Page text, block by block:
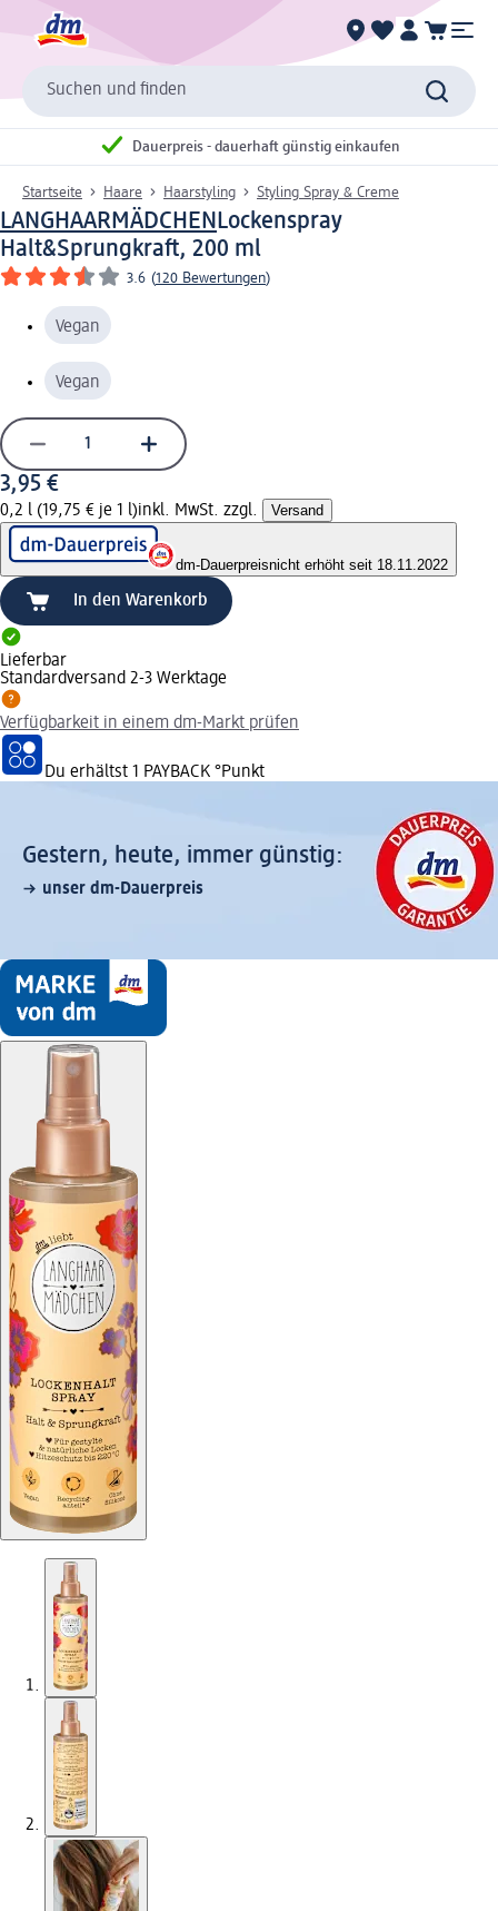
Suchen und finden
Dauerpreis - dauerhaft günstig einkaufen
Startseite Haare Haarstyling Styling Spray & Creme
LANGHAARMÄDCHENLockenspray
Halt&Sprungkraft, 200 ml
3.6 (120 Bewertungen)
Vegan
Vegan
3,95 €
0,2 l (19,75 € je 1 l)inkl. MwSt. zzgl. Versand
dm-Dauerpreisnicht erhöht seit 18.11.2022
In den Warenkorb
Lieferbar
Standardversand 2-3 Werktage
Verfügbarkeit in einem dm-Markt prüfen
Du erhältst 1 PAYBACK °Punkt
Gestern, heute, immer günstig:
unser dm-Dauerpreis